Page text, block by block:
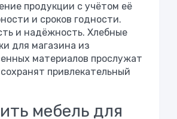
продукции с учётом её
и сроков годности.
и надёжность. Хлебные
для магазина из
материалов прослужат
привлекательный
мебель для